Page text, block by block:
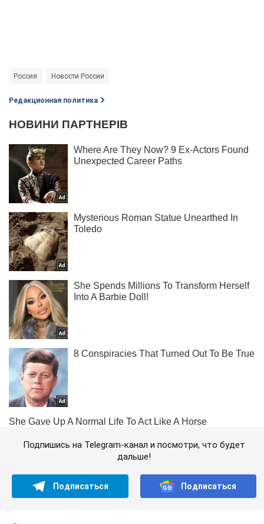
Россия Новости России
Редакционная политика
Подпишись на Telegram-канал и посмотри, что будет
дальше!
Подписаться Подписаться